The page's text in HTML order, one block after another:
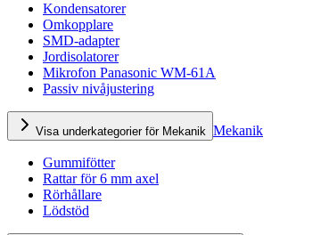
Kondensatorer
Omkopplare
SMD-adapter
Jordisolatorer
Mikrofon Panasonic WM-61A
Passiv nivåjustering
Visa underkategorier för Mekanik Mekanik
Gummifötter
Rattar för 6 mm axel
Rörhållare
Lödstöd